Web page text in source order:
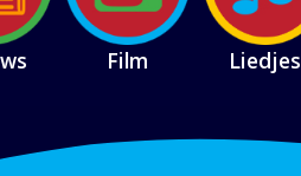
Film Liedjes